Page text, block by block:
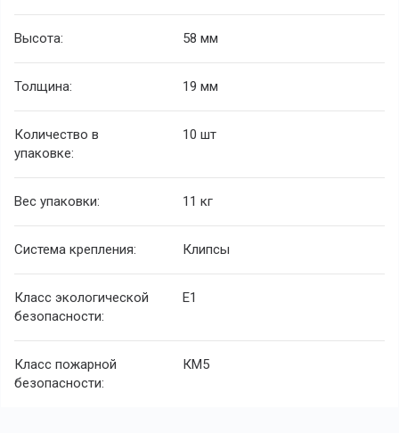
Высота: 58 мм
Толщина: 19 мм
Количество в
упаковке:
10 шт
Вес упаковки: 11 кг
Система крепления: Клипсы
Класс экологической
безопасности:
E1
Класс пожарной
безопасности:
КМ5